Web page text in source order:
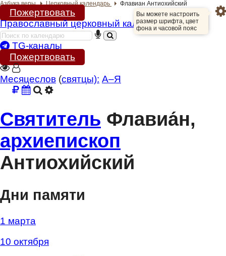
Разделы портала
«Азбука веры»
Гид
Библиотеки
Молитва
Медиа
Проверь себя
Тематическое
Азбука веры Церковный календарь Флавиан Антиохийский
Пожертвовать
Православныйцерковный календарь
Вы можете настроить
размер шрифта, цвет
фона и часовой пояс
TG-каналы
Пожертвовать
Месяцеслов (cвятцы): А–Я
Святитель Флавиан,
архиепископ
Антиохийский
Дни памяти
1 марта
10 октября